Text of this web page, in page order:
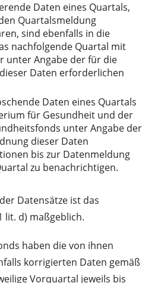
Daten eines Quartals,
Quartalsmeldung
sind ebenfalls in die
nachfolgende Quartal mit
unter Angabe der für die
Daten erforderlichen
Daten eines Quartals
für Gesundheit und der
unter Angabe der
dieser Daten
bis zur Datenmeldung
zu benachrichtigen.
Datensätze ist das
lit. d) maßgeblich.
haben die von ihnen
korrigierten Daten gemäß
Vorquartal jeweils bis